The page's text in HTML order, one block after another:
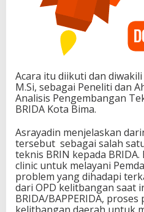
Acara itu diikuti dan diwakili
M.Si, sebagai Peneliti dan
Analisis Pengembangan
BRIDA Kota Bima.
Asrayadin menjelaskan
tersebut sebagai salah
teknis BRIN kepada
clinic untuk melayani
problem yang dihadapi
dari OPD kelitbangan saat
BRIDA/BAPPERIDA,